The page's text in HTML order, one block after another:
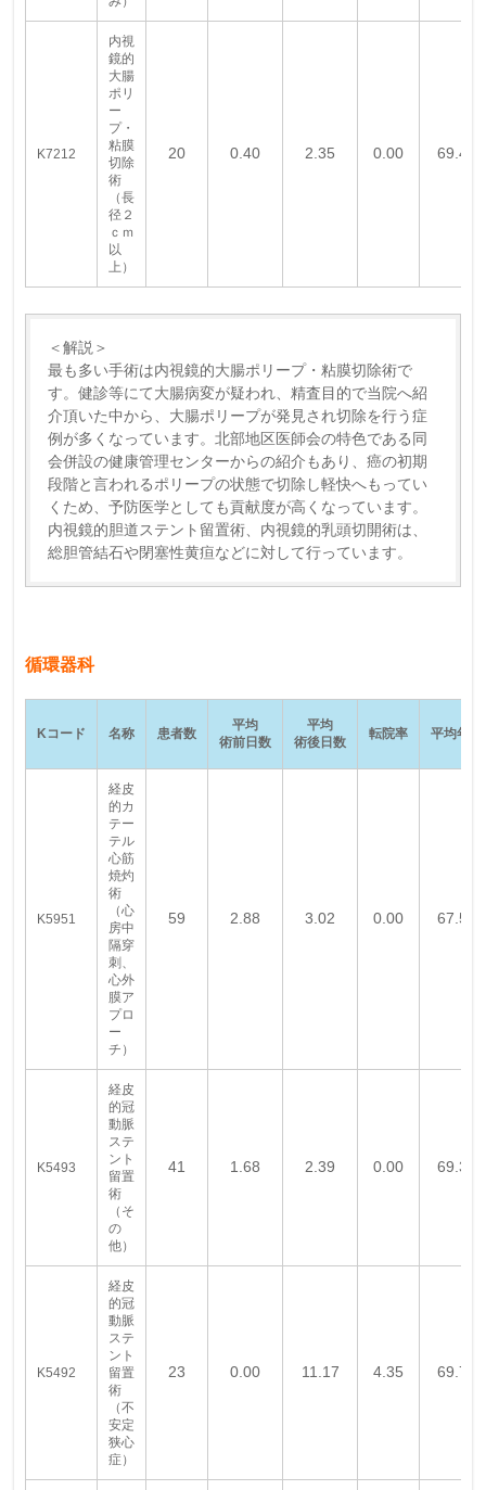
K7212
内視
鏡的
大腸
ポリ
ー
プ・
粘膜
切除
術
（長
径２
ｃｍ
以
上）
20 0.40 2.35 0.00 69.40
＜解説＞
最も多い手術は内視鏡的大腸ポリープ・粘膜切除術で
す。健診等にて大腸病変が疑われ、精査目的で当院へ紹
介頂いた中から、大腸ポリープが発見され切除を行う症
例が多くなっています。北部地区医師会の特色である同
会併設の健康管理センターからの紹介もあり、癌の初期
段階と言われるポリープの状態で切除し軽快へもってい
くため、予防医学としても貢献度が高くなっています。
内視鏡的胆道ステント留置術、内視鏡的乳頭切開術は、
総胆管結石や閉塞性黄疸などに対して行っています。
循環器科
Kコード 名称 患者数
平均
術前日数
平均
術後日数
転院率 平均年齢
K5951
経皮
的カ
テー
テル
心筋
焼灼
術
（心
房中
隔穿
刺、
心外
膜ア
プロ
ー
チ）
59 2.88 3.02 0.00 67.58
K5493
経皮
的冠
動脈
ステ
ント
留置
術
（そ
の
他）
41 1.68 2.39 0.00 69.37
K5492
経皮
的冠
動脈
ステ
ント
留置
術
（不
安定
狭心
症）
23 0.00 11.17 4.35 69.70